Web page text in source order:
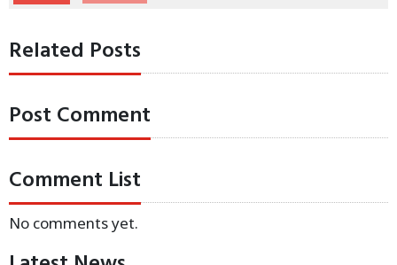
Related Posts
Post Comment
Comment List
No comments yet.